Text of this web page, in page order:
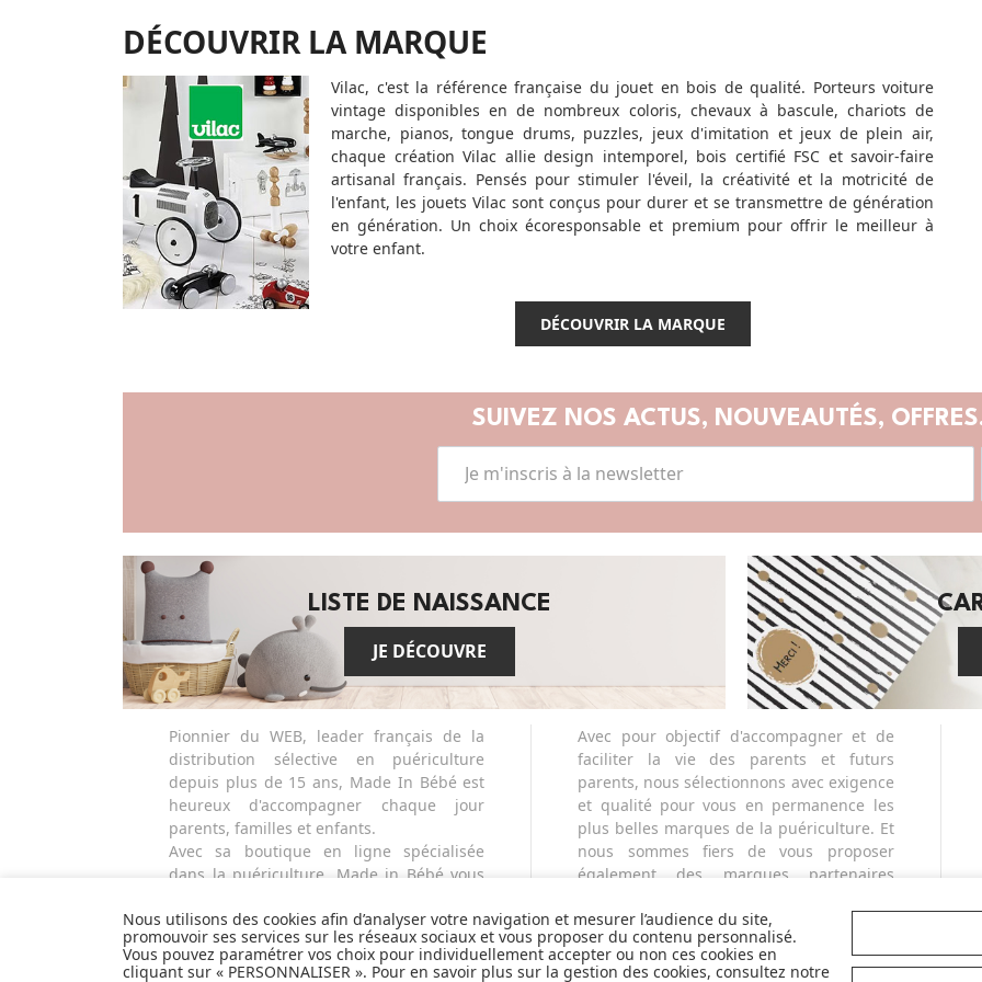
DÉCOUVRIR LA MARQUE
Vilac, c'est la référence française du jouet en bois de qualité. Porteurs voiture
vintage disponibles en de nombreux coloris, chevaux à bascule, chariots de
marche, pianos, tongue drums, puzzles, jeux d'imitation et jeux de plein air,
chaque création Vilac allie design intemporel, bois certifié FSC et savoir-faire
artisanal français. Pensés pour stimuler l'éveil, la créativité et la motricité de
l'enfant, les jouets Vilac sont conçus pour durer et se transmettre de génération
en génération. Un choix écoresponsable et premium pour offrir le meilleur à
votre enfant.
DÉCOUVRIR LA MARQUE
SUIVEZ NOS ACTUS, NOUVEAUTÉS,
LISTE DE NAISSANCE
JE DÉCOUVRE
Pionnier du WEB, leader français de la
distribution sélective en puériculture
depuis plus de 15 ans, Made In Bébé est
heureux d'accompagner chaque jour
parents, familles et enfants.
Avec sa boutique en ligne spécialisée
dans la puériculture, Made in Bébé vous
sélection de plus de 300 marques.
Que ce soit pour préparer l'arrivée d'un
heureux événement ou faire plaisir à vos
Avec pour objectif d'accompagner et de
faciliter la vie des parents et futurs
parents, nous sélectionnons avec exigence
et qualité pour vous en permanence les
plus belles marques de la puériculture. Et
nous sommes fiers de vous proposer
également des marques partenaires
Nobodinoz, Liewood, Charlie Crane,
Babyzen, Stokke, etc...
Pour mieux vous accompagner dans vos
Nous utilisons des cookies afin d’analyser votre navigation et mesurer l’audience du site,
promouvoir ses services sur les réseaux sociaux et vous proposer du contenu personnalisé.
Vous pouvez paramétrer vos choix pour individuellement accepter ou non ces cookies en
cliquant sur « PERSONNALISER ». Pour en savoir plus sur la gestion des cookies, consultez notre